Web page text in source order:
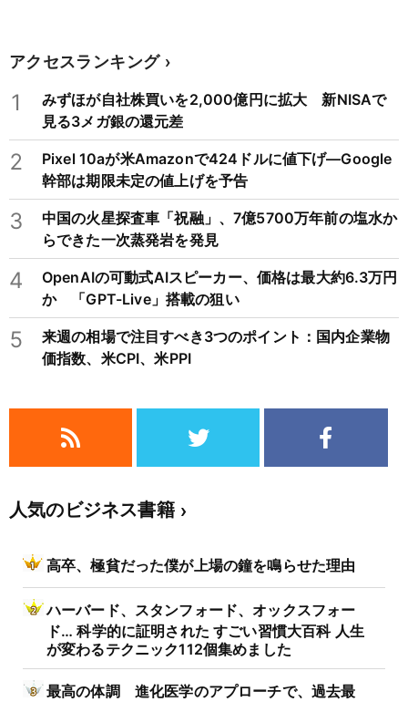
アクセスランキング
1
みずほが自社株買いを2,000億円に拡大 新NISAで
見る3メガ銀の還元差
2
Pixel 10aが米Amazonで424ドルに値下げ―Google
幹部は期限未定の値上げを予告
3
中国の火星探査車「祝融」、7億5700万年前の塩水か
らできた一次蒸発岩を発見
4
OpenAIの可動式AIスピーカー、価格は最大約6.3万円
か 「GPT-Live」搭載の狙い
5
来週の相場で注目すべき3つのポイント：国内企業物
価指数、米CPI、米PPI
人気のビジネス書籍
高卒、極貧だった僕が上場の鐘を鳴らせた理由
ハーバード、スタンフォード、オックスフォー
ド… 科学的に証明された すごい習慣大百科 人生
が変わるテクニック112個集めました
最高の体調 進化医学のアプローチで、過去最